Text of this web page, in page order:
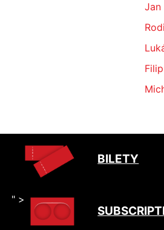
Jan
BILETY
" >